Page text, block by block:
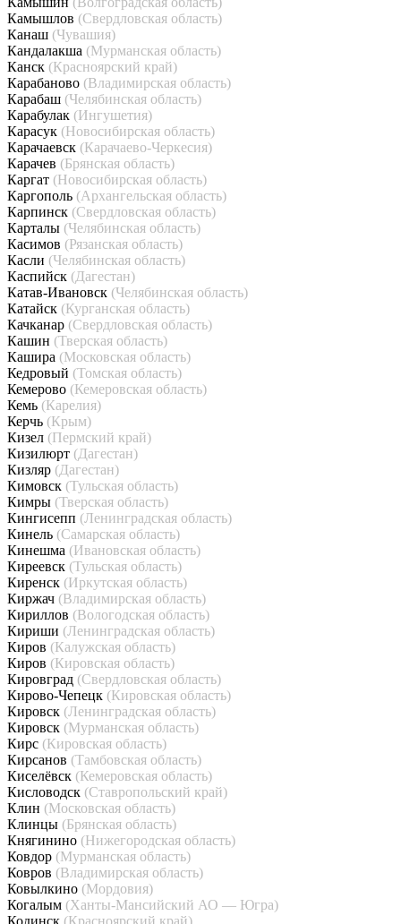
Камышлов (Свердловская область)
Канаш (Чувашия)
Кандалакша (Мурманская область)
Канск (Красноярский край)
Карабаново (Владимирская область)
Карабаш (Челябинская область)
Карабулак (Ингушетия)
Карасук (Новосибирская область)
Карачаевск (Карачаево-Черкесия)
Карачев (Брянская область)
Каргат (Новосибирская область)
Каргополь (Архангельская область)
Карпинск (Свердловская область)
Карталы (Челябинская область)
Касимов (Рязанская область)
Касли (Челябинская область)
Каспийск (Дагестан)
Катав-Ивановск (Челябинская область)
Катайск (Курганская область)
Качканар (Свердловская область)
Кашин (Тверская область)
Кашира (Московская область)
Кедровый (Томская область)
Кемерово (Кемеровская область)
Кемь (Карелия)
Керчь (Крым)
Кизел (Пермский край)
Кизилюрт (Дагестан)
Кизляр (Дагестан)
Кимовск (Тульская область)
Кимры (Тверская область)
Кингисепп (Ленинградская область)
Кинель (Самарская область)
Кинешма (Ивановская область)
Киреевск (Тульская область)
Киренск (Иркутская область)
Киржач (Владимирская область)
Кириллов (Вологодская область)
Кириши (Ленинградская область)
Киров (Калужская область)
Киров (Кировская область)
Кировград (Свердловская область)
Кирово-Чепецк (Кировская область)
Кировск (Ленинградская область)
Кировск (Мурманская область)
Кирс (Кировская область)
Кирсанов (Тамбовская область)
Киселёвск (Кемеровская область)
Кисловодск (Ставропольский край)
Клин (Московская область)
Клинцы (Брянская область)
Княгинино (Нижегородская область)
Ковдор (Мурманская область)
Ковров (Владимирская область)
Ковылкино (Мордовия)
Когалым (Ханты-Мансийский АО — Югра)